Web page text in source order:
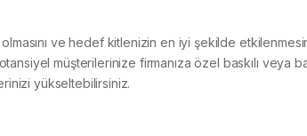
olmasını ve hedef kitlenizin en iyi şekilde
müşterilerinize firmanıza özel baskılı veya
yükseltebilirsiniz.